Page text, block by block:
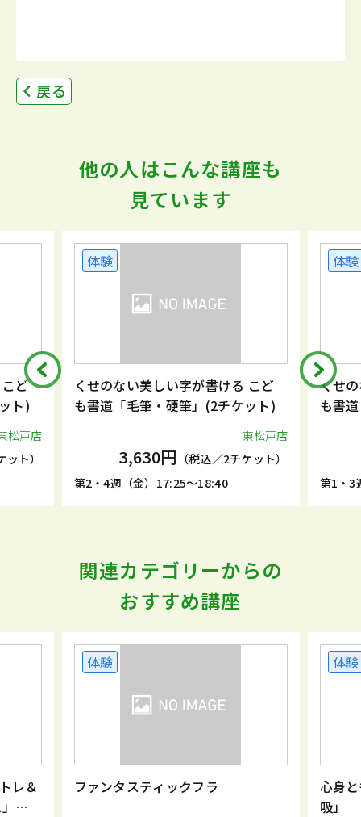
戻る
他の人はこんな講座も
見ています
ど
ト)
松戸店
ト）
体験
くせのない美しい字が書ける こど
も書道「毛筆・硬筆」(2チケット)
東松戸店
3,630円 （税込／2チケット）
第2・4週（金）17:25～18:40
体験
くせ
も書
第1・3
関連カテゴリーからの
おすすめ講座
レ＆
体験
ファンタスティックフラ
体験
心身
吸」